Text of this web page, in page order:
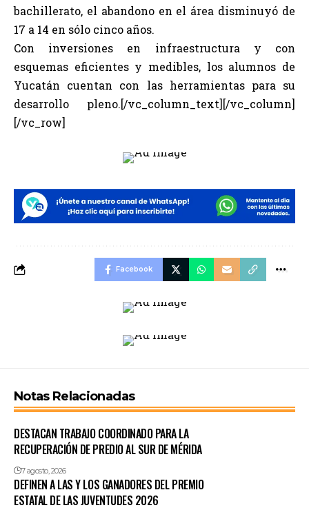
bachillerato, el abandono en el área disminuyó de
17 a 14 en sólo cinco años.
Con inversiones en infraestructura y con
esquemas eficientes y medibles, los alumnos de
Yucatán cuentan con las herramientas para su
desarrollo pleno.[/vc_column_text][/vc_column]
[/vc_row]
Facebook
Notas Relacionadas
DESTACAN TRABAJO COORDINADO PARA LA
RECUPERACIÓN DE PREDIO AL SUR DE MÉRIDA
7 agosto, 2026
DEFINEN A LAS Y LOS GANADORES DEL PREMIO
ESTATAL DE LAS JUVENTUDES 2026